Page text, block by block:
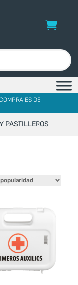
ES DE
PASTILLEROS